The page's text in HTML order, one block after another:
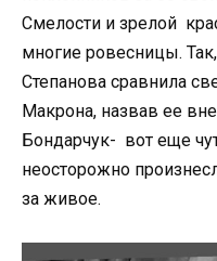
Смелости и зрелой
многие ровесницы.
Степанова сравнила
Макрона, назвав ее
Бондарчук- вот еще
неосторожно
за живое.